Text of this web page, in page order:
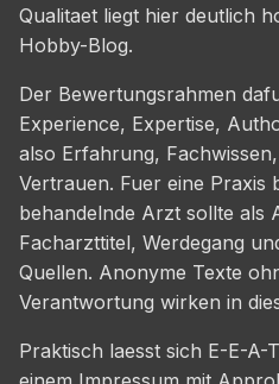
Qualitaet liegt hier deutlich
Hobby-Blog.
Der Bewertungsrahmen
Experience, Expertise,
also Erfahrung,
Vertrauen. Fuer eine Praxis
behandelnde Arzt sollte als
Facharzttitel, Werdegang
Quellen. Anonyme Texte
Verantwortung wirken in
Praktisch laesst sich E-E-